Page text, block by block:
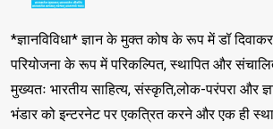
*ज्ञानविविधा* ज्ञान के मुक्त कोष के रूप में डॉ दिवाकर
परियोजना के रूप में परिकल्पित, स्थापित और
मुख्यतः भारतीय साहित्य, संस्कृति,लोक-परंपरा और
भंडार को इन्टरनेट पर एकत्रित करने और एक ही